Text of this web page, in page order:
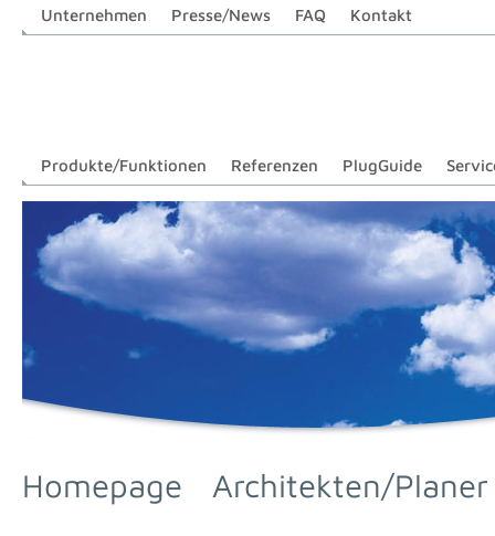
Unternehmen Presse/News FAQ Kontakt
Produkte/Funktionen Referenzen PlugGuide
Homepage Architekten/Planer